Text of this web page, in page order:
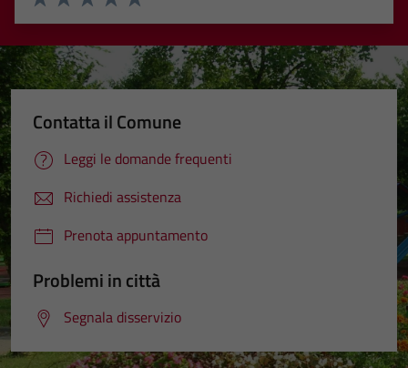
Valuta 5 stelle su 5
Valuta 4 stelle su 5
Valuta 3 stelle su 5
Valuta 2 stelle su 5
Valuta 1 stelle su 5
Contatta il Comune
Leggi le domande frequenti
Richiedi assistenza
Prenota appuntamento
Problemi in città
Segnala disservizio